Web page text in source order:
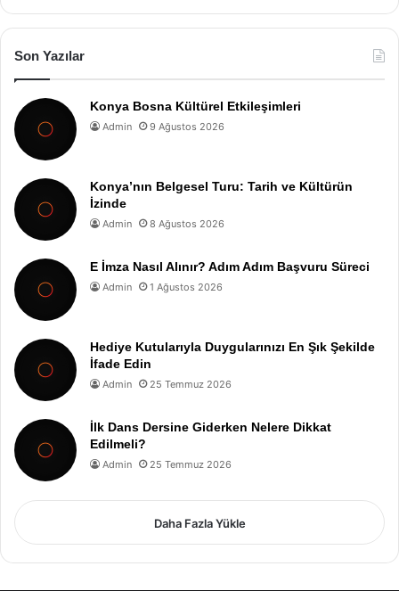
Son Yazılar
Konya Bosna Kültürel Etkileşimleri
Admin 9 Ağustos 2026
Konya’nın Belgesel Turu: Tarih ve Kültürün
İzinde
Admin 8 Ağustos 2026
E İmza Nasıl Alınır? Adım Adım Başvuru Süreci
Admin 1 Ağustos 2026
Hediye Kutularıyla Duygularınızı En Şık Şekilde
İfade Edin
Admin 25 Temmuz 2026
İlk Dans Dersine Giderken Nelere Dikkat
Edilmeli?
Admin 25 Temmuz 2026
Daha Fazla Yükle